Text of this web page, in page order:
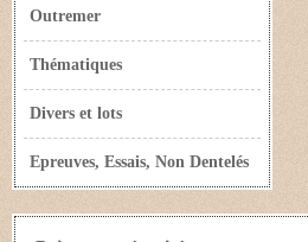
Outremer
Thématiques
Divers et lots
Epreuves, Essais, Non Dentelés